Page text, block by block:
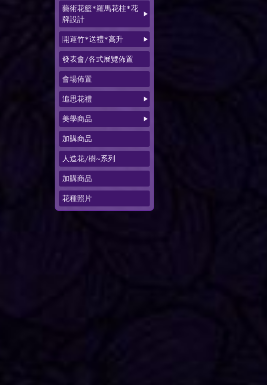
藝術花籃*羅馬花柱*花
牌設計
開運竹*送禮*高升
發表會/各式展覽佈置
會場佈置
追思花禮
美學商品
加購商品
人造花/樹~系列
加購商品
花種照片